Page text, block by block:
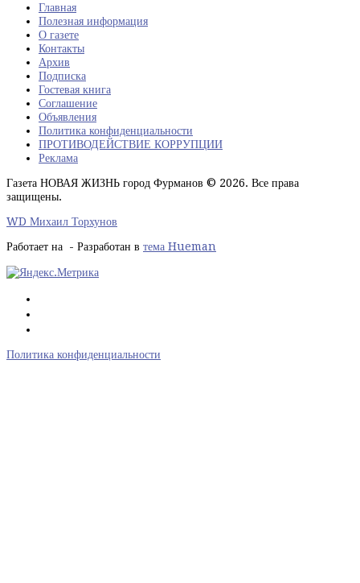
Главная
Полезная информация
О газете
Контакты
Архив
Подписка
Гостевая книга
Соглашение
Объявления
Политика конфиденциальности
ПРОТИВОДЕЙСТВИЕ КОРРУПЦИИ
Реклама
Газета НОВАЯ ЖИЗНЬ город Фурманов © 2026. Все права
защищены.
WD Михаил Торхунов
Работает на - Разработан в тема Hueman
Политика конфиденциальности